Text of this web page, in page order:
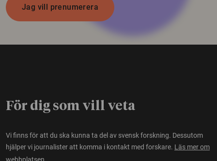
Jag vill prenumerera
För dig som vill veta
Vi finns för att du ska kunna ta del av svensk forskning. Dessutom
hjälper vi journalister att komma i kontakt med forskare. Läs mer om
webbplatsen.